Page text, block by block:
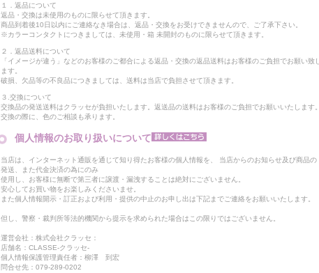
１．返品について
返品・交換は未使用のものに限らせて頂きます。
商品到着後10日以内にご連絡なき場合は、返品・交換をお受けできませんので、ご了承下さい。
※カラーコンタクトにつきましては、未使用・箱 未開封のものに限らせて頂きます。
２．返品送料について
「イメージが違う」などのお客様のご都合による返品・交換の返品送料はお客様のご負担でお願い致し
ます。
破損、欠品等の不良品につきましては、送料は当店で負担させて頂きます。
３.交換について
交換品の発送送料はクラッセが負担いたします。返送品の送料はお客様のご負担でお願いいたします。
交換の際に、色のご相談も承ります。
個人情報のお取り扱いについて
当店は、インターネット通販を通じて知り得たお客様の個人情報を、 当店からのお知らせ及び商品の
発送、また代金決済の為にのみ
使用し、お客様に無断で第三者に譲渡・漏洩することは絶対にございません。
安心してお買い物をお楽しみくださいませ。
また個人情報開示・訂正および利用・提供の中止のお申し出は下記までご連絡をお願いいたします。
但し、警察・裁判所等法的機関から提示を求められた場合はこの限りではございません。
運営会社：株式会社クラッセ：
店舗名：CLASSE-クラッセ-
個人情報保護管理責任者：柳澤 到宏
問合せ先：079-289-0202